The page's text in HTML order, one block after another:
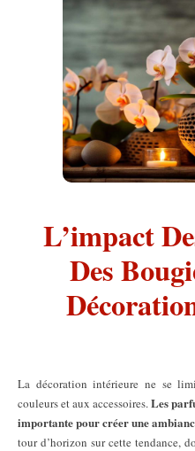
L’impact
Des
La décoration intérieure ne se
couleurs et aux accessoires.Les
importante pour créer une
tour d’horizon sur cette tendance,